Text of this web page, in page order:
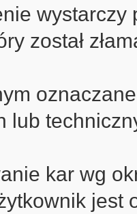
wystarczy
został
lub
kar wg
jest